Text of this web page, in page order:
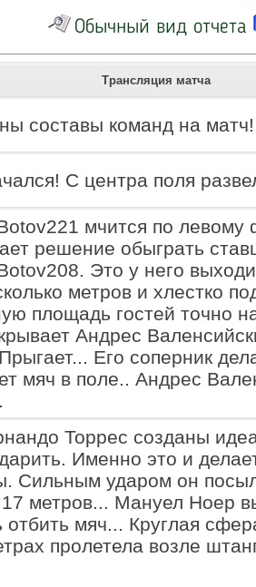
Обычный вид отчета
Трансляция матча
составы команд на матч!
С центра поля
мчится по левому
решение обыграть
Это у него
метров и хлестко
площадь гостей точно
Андрес
Его соперник
мяч в поле.. Андрес
Торрес созданы
Именно это и
Сильным ударом он
метров... Мануел Ноер
отбить мяч... Круглая
пролетела возле